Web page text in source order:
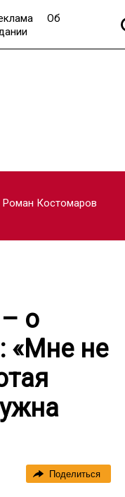
Об
Роман Костомаров
о
«Мне не
Поделиться